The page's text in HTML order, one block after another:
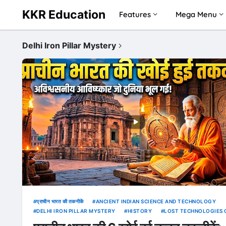
KKR Education Features Mega Menu
Delhi Iron Pillar Mystery
प्राचीन भारत की तकनीकें
ANCIENT INDIAN SCIENCE AND TECHNOLOGY
DELHI IRON PILLAR MYSTERY
HISTORY
LOST TECHNOLOGIES
ANCIENT INDIA IN HINDI
VIDEOS